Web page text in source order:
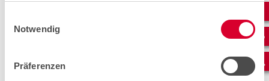
Notwendig
Präferenzen
de la Maggia, une connexion Internet a été établie avec
Starlink, par satellite. Elle a été livrée le jour même par
disposition des autorités. Un autre a servi à cablex pour